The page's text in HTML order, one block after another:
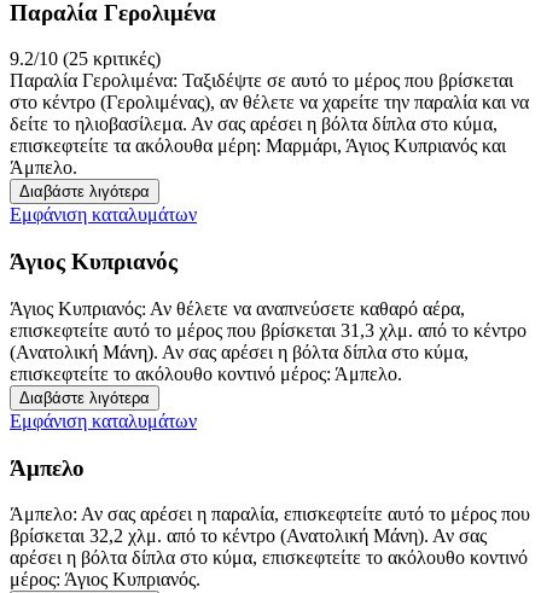
Παραλία Γερολιμένα
9.2/10 (25 κριτικές)
Παραλία Γερολιμένα: Ταξιδέψτε σε αυτό το μέρος που βρίσκεται
στο κέντρο (Γερολιμένας), αν θέλετε να χαρείτε την παραλία και να
δείτε το ηλιοβασίλεμα. Αν σας αρέσει η βόλτα δίπλα στο κύμα,
επισκεφτείτε τα ακόλουθα μέρη: Μαρμάρι, Άγιος Κυπριανός και
Άμπελο.
Διαβάστε λιγότερα
Εμφάνιση καταλυμάτων
Άγιος Κυπριανός
Άγιος Κυπριανός: Αν θέλετε να αναπνεύσετε καθαρό αέρα,
επισκεφτείτε αυτό το μέρος που βρίσκεται 31,3 χλμ. από το κέντρο
(Ανατολική Μάνη). Αν σας αρέσει η βόλτα δίπλα στο κύμα,
επισκεφτείτε το ακόλουθο κοντινό μέρος: Άμπελο.
Διαβάστε λιγότερα
Εμφάνιση καταλυμάτων
Άμπελο
Άμπελο: Αν σας αρέσει η παραλία, επισκεφτείτε αυτό το μέρος που
βρίσκεται 32,2 χλμ. από το κέντρο (Ανατολική Μάνη). Αν σας
αρέσει η βόλτα δίπλα στο κύμα, επισκεφτείτε το ακόλουθο κοντινό
μέρος: Άγιος Κυπριανός.